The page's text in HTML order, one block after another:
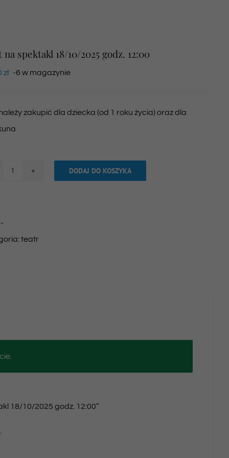
na spektakl 18/10/2025 godz. 12:00
zł -6 w magazynie
zakupić dla dziecka (od 1 roku życia) oraz dla
18/10/2025
DODAJ DO KOSZYKA
-
teatr
18/10/2025 godz. 12:00”